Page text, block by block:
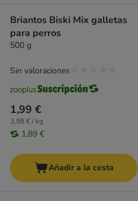
Briantos Biski Mix galletas
para perros
500 g
1,99 €
3,98 € / kg
1,89 €
Sin valoraciones
Añadir a la cesta